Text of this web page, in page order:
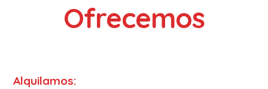
Ofrecemos
Alquilamos: